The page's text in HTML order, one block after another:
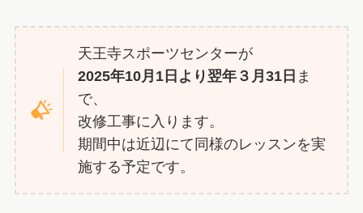
天王寺スポーツセンターが
2025年10月1日より翌年３月31日 ま
で、
改修工事に入ります。
期間中は近辺にて同様のレッスンを実
施する予定です。